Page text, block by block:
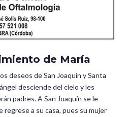
de María
deseos de San Joaquín y Santa
desciende del cielo y les
padres. A San Joaquín se le
regrese a su casa, pues su mujer